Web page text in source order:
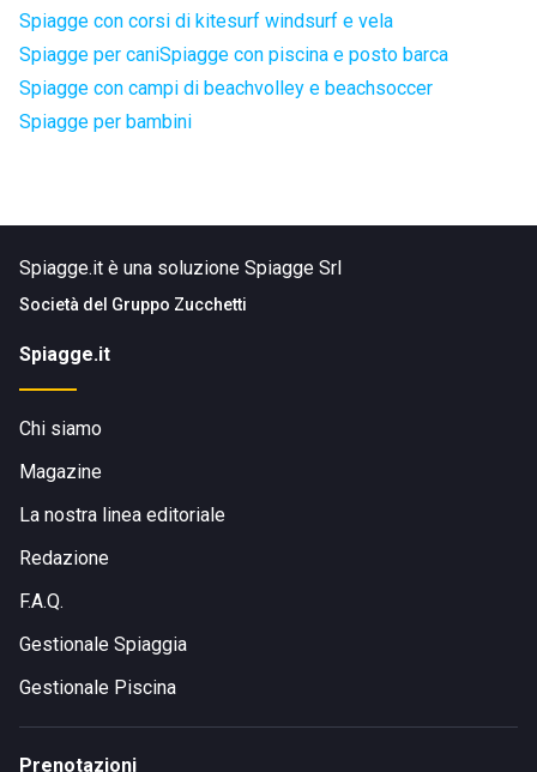
Spiagge con corsi di kitesurf windsurf e vela
Spiagge per caniSpiagge con piscina e posto barca
Spiagge con campi di beachvolley e beachsoccer
Spiagge per bambini
Spiagge.it è una soluzione Spiagge Srl
Società del Gruppo Zucchetti
Spiagge.it
Chi siamo
Magazine
La nostra linea editoriale
Redazione
F.A.Q.
Gestionale Spiaggia
Gestionale Piscina
Prenotazioni